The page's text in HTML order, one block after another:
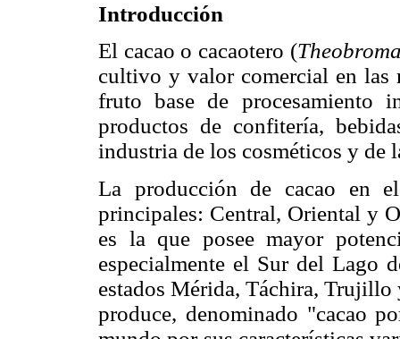
Introducción
El cacao o cacaotero (
cultivo y valor comercial en las
fruto base de procesamiento
productos de confitería,
industria de los cosméticos y de
La producción de cacao en
principales: Central, Oriental y
es la que posee mayor
especialmente el Sur del Lago
estados Mérida, Táchira,
produce, denominado "cacao